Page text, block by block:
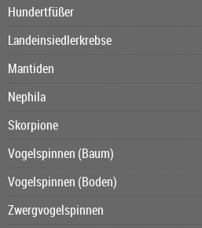
Hundertfüßer
Landeinsiedlerkrebse
Mantiden
Nephila
Skorpione
Vogelspinnen (Baum)
Vogelspinnen (Boden)
Zwergvogelspinnen